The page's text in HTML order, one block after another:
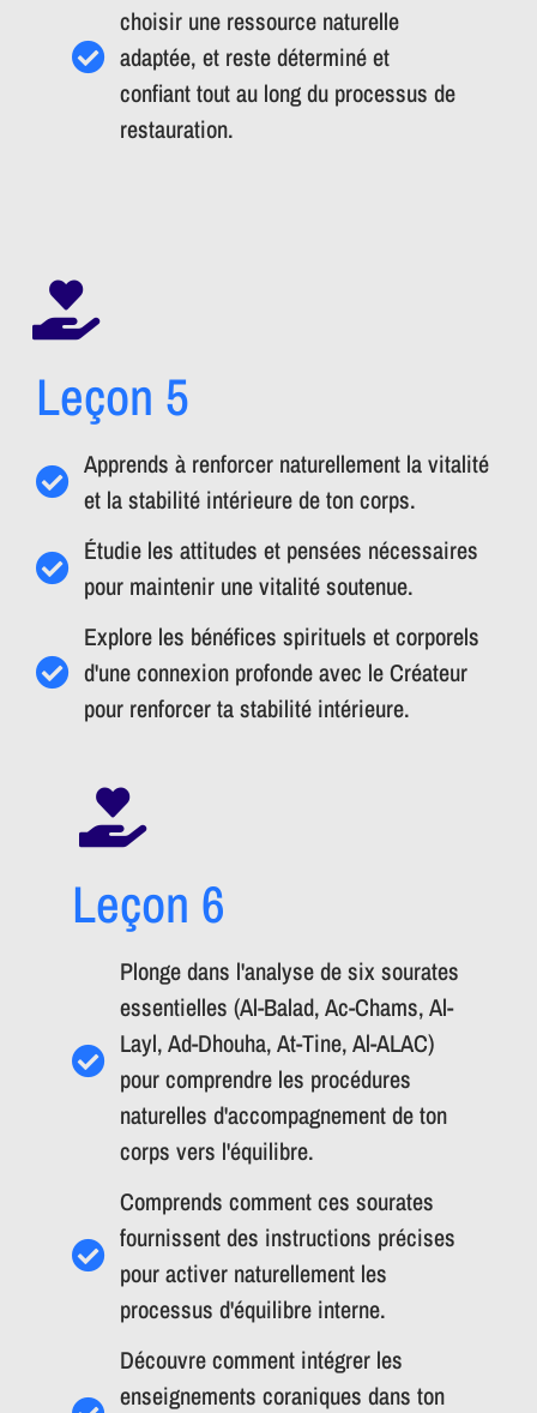
choisir une ressource naturelle
adaptée, et reste déterminé et
confiant tout au long du processus de
restauration.
Leçon 5
Apprends à renforcer naturellement la vitalité
et la stabilité intérieure de ton corps.
Étudie les attitudes et pensées nécessaires
pour maintenir une vitalité soutenue.
Explore les bénéfices spirituels et corporels
d'une connexion profonde avec le Créateur
pour renforcer ta stabilité intérieure.
Leçon 6
Plonge dans l'analyse de six sourates
essentielles (Al-Balad, Ac-Chams, Al-
Layl, Ad-Dhouha, At-Tine, Al-ALAC)
pour comprendre les procédures
naturelles d'accompagnement de ton
corps vers l'équilibre.
Comprends comment ces sourates
fournissent des instructions précises
pour activer naturellement les
processus d'équilibre interne.
Découvre comment intégrer les
enseignements coraniques dans ton